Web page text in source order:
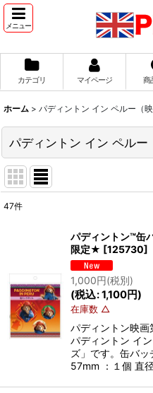
メニュー
カテゴリ マイページ 商
ホーム > パディントン イン ペルー（映
パディントン イン ペルー
絞
47件
パディントン™
限定★ [125730]
1,000円(税別)
(税込:1,100円)
在庫数 △
パディントン映
パディントン イ
ズ」です。缶バ
57mm ：１個 直